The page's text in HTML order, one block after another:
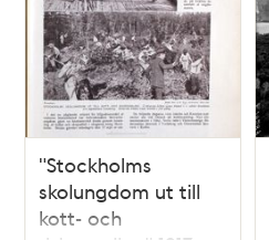
"Stockholms
skolungdom ut till
kott- och